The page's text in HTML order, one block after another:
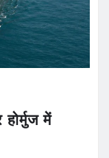
में